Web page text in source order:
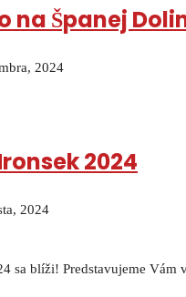
na Španej
2024
2024
2024
sa blíži! Predstavujeme